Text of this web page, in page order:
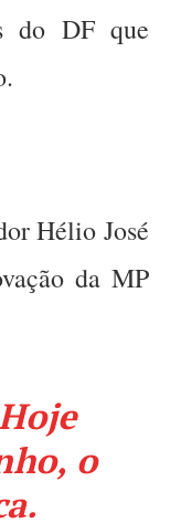
do DF que
Hélio José
da MP
o